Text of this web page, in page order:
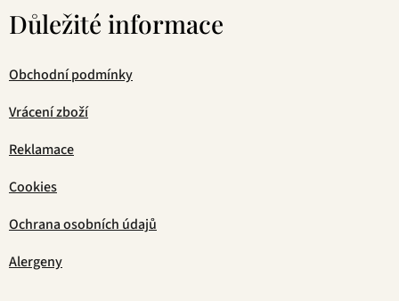
Důležité informace
Obchodní podmínky
Vrácení zboží
Reklamace
Cookies
Ochrana osobních údajů
Alergeny